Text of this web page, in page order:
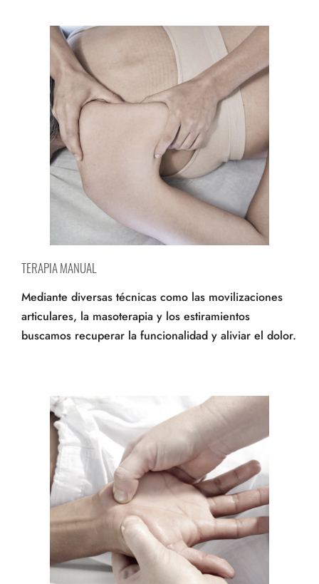
TERAPIA MANUAL
Mediante diversas técnicas como las movilizaciones
articulares, la masoterapia y los estiramientos
buscamos recuperar la funcionalidad y aliviar el dolor.